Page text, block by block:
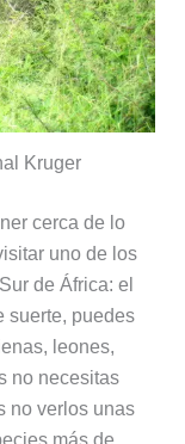
Kruger
cerca de lo
uno de los
de África: el
suerte, puedes
leones,
no necesitas
no verlos unas
más de